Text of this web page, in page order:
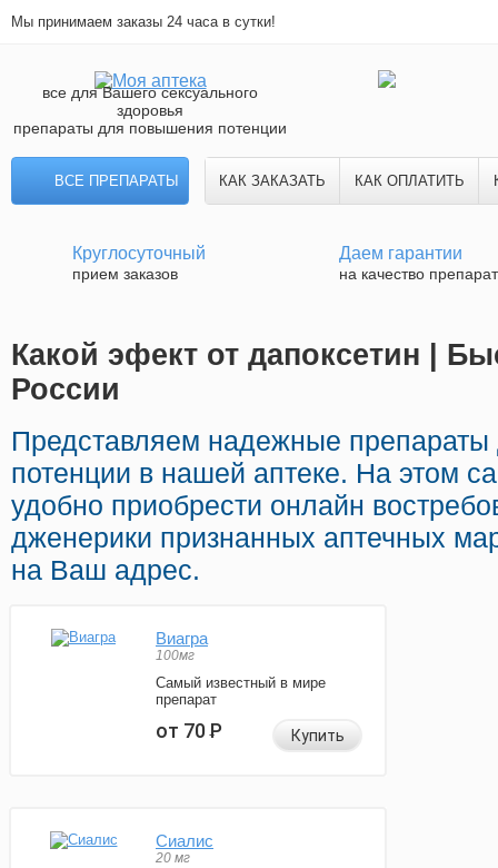
Мы принимаем заказы 24 часа в сутки!
все для Вашего сексуального
здоровья
препараты для повышения потенции
ВСЕ ПРЕПАРАТЫ КАК ЗАКАЗАТЬ КАК ОПЛАТИТЬ
Круглосуточный
прием заказов
Даем гарантии
на качество
Какой эфект от дапоксетин |
России
Представляем надежные препараты
потенции в нашей аптеке. На этом
удобно приобрести онлайн
дженерики признанных аптечных
на Ваш адрес.
Виагра
100мг
Самый известный в мире
препарат
от 70Р Купить
Сиалис
20 мг